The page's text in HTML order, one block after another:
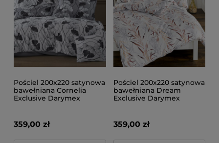
Pościel 200x220 satynowa
bawełniana Cornelia
Exclusive Darymex
359,00 zł
Pościel 200x220 satynowa
bawełniana Dream
Exclusive Darymex
359,00 zł